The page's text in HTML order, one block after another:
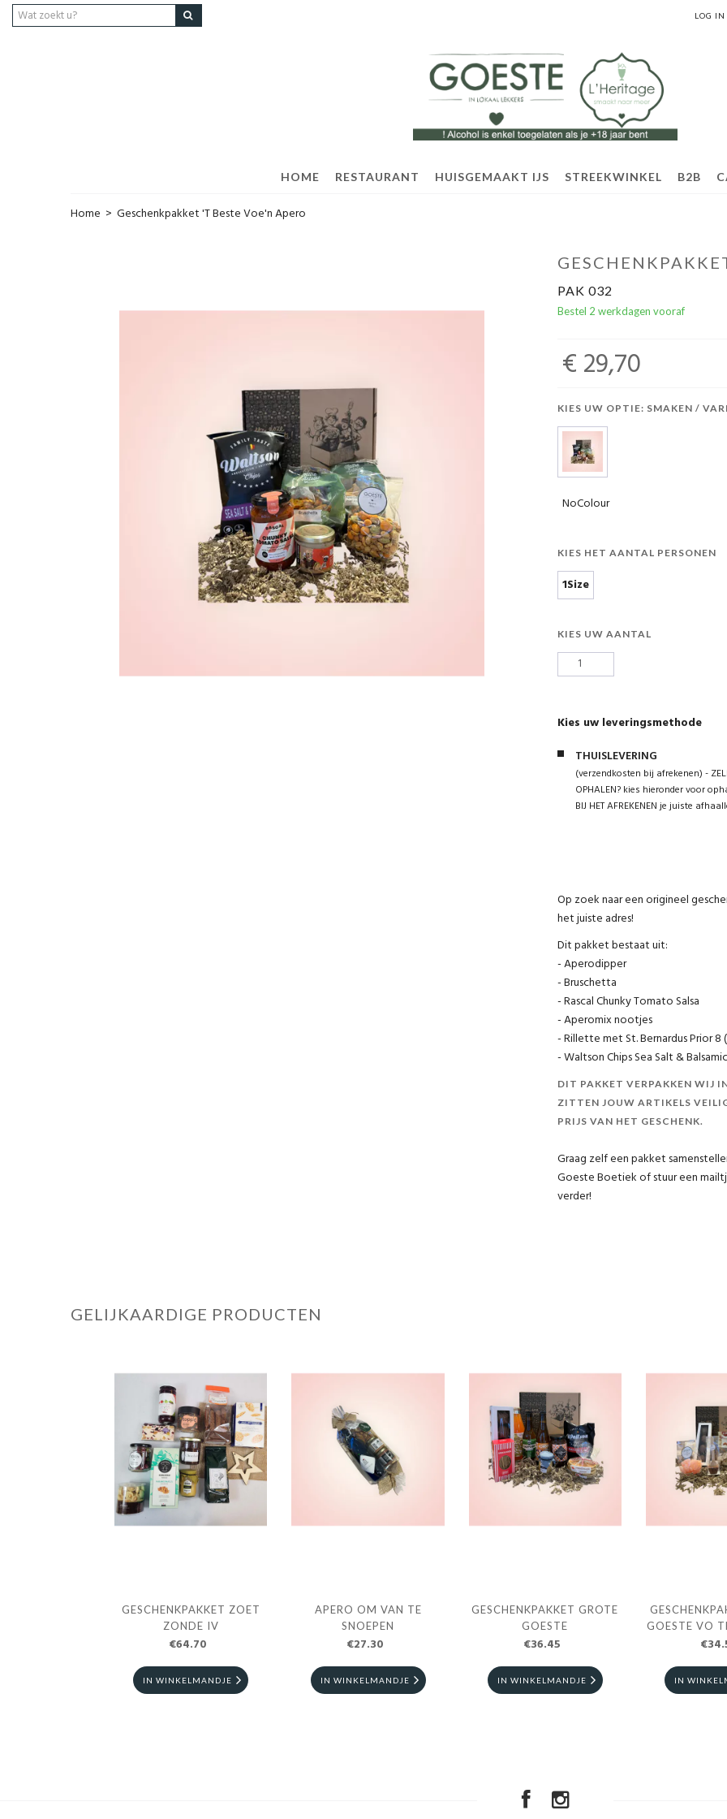
LOG IN
HOME RESTAURANT HUISGEMAAKT IJS STREEKWINKEL B2B
Home > Geschenkpakket 'T Beste Voe'n Apero
PAK 032
Bestel 2 werkdagen vooraf
€ 29,70
KIES UW OPTIE: SMAKEN /
NoColour
KIES HET AANTAL PERSONEN
1Size
KIES UW AANTAL
Kies uw leveringsmethode
THUISLEVERING
(verzendkosten bij afrekenen) -
OPHALEN? kies hieronder voor
BIJ HET AFREKENEN je juiste
Op zoek naar een origineel
het juiste adres!
Dit pakket bestaat uit:
- Aperodipper
- Bruschetta
- Rascal Chunky Tomato Salsa
- Aperomix nootjes
- Rillette met St. Bernardus Prior 8
- Waltson Chips Sea Salt &
DIT PAKKET VERPAKKEN WIJ
ZITTEN JOUW ARTIKELS
PRIJS VAN HET GESCHENK.
Graag zelf een pakket
Goeste Boetiek of stuur een
verder!
GELIJKAARDIGE PRODUCTEN
GESCHENKPAKKET ZOET
ZONDE IV
€64.70
IN WINKELMANDJE
APERO OM VAN TE
SNOEPEN
€27.30
IN WINKELMANDJE
GESCHENKPAKKET GROTE
GOESTE
€36.45
IN WINKELMANDJE
GOESTE VO
IN